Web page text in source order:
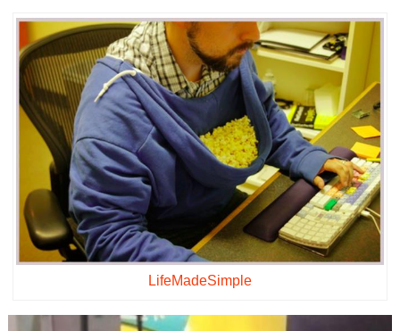
LifeMadeSimple